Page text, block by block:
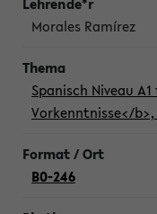
Morales Ramírez
Spanisch Niveau
Vorkenntnisse</
B0-246